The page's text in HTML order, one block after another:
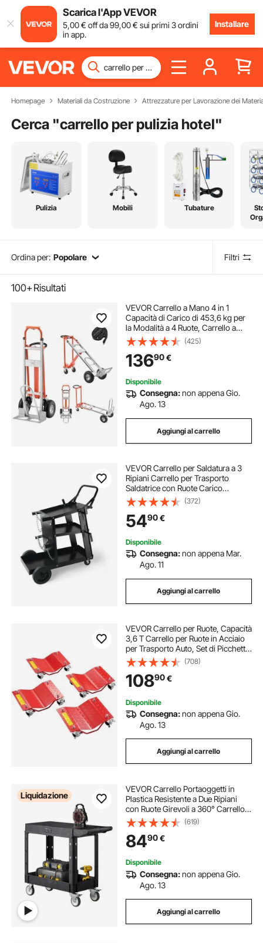
Scarica l'App VEVOR
5,00€ off da99,00€ sui primi 3 ordini
in app.
Installare
Homepage Materiali da Costruzione Attrezzature per Lavorazione dei
Cerca "carrello per pulizia hotel"
Pulizia Mobili Tubature
Ordina per: Popolare Filtri
100+Risultati
VEVOR Carrello a Mano 4 in 1
Capacità di Carico di 453,6 kg per
la Modalità a 4 Ruote, Carrello a
Mano Convertibile con Maniglia e
Ruote Antiscivolo per Traslochi di
Casa, Ufficio, Magazzino
(425)
13690€
Disponibile
Consegna:non appena Gio.
Ago. 13
Aggiungi al carrello
VEVOR Carrello per Saldatura a 3
Ripiani Carrello per Trasporto
Saldatrice con Ruote Carico
Massimo 168-181 kg Carrello per
Attrezzatura di Saldatura MIG TIG
ARC MMA Taglierina al Plasma da
Officina
(372)
5490€
Disponibile
Consegna:non appena Mar.
Ago. 11
Aggiungi al carrello
VEVOR Carrello per Ruote, Capacità
3,6 T Carrello per Ruote in Acciaio
per Trasporto Auto, Set di Picchetti
per Pneumatici per Auto con Freni,
Carrello per Trasporto Veicoli,
Rimorchi, Set 4, Rosso
(708)
10890€
Disponibile
Consegna:non appena Gio.
Ago. 13
Aggiungi al carrello
Liquidazione
VEVOR Carrello Portaoggetti in
Plastica Resistente a Due Ripiani
con Ruote Girevoli a 360° Carrello
di Servizio da 795 x 450 mm
Capacità di Carico di 250 kg Adatto
per Magazzino, Garage, Pulizia
(619)
8490€
Disponibile
Consegna:non appena Gio.
Ago. 13
Aggiungi al carrello